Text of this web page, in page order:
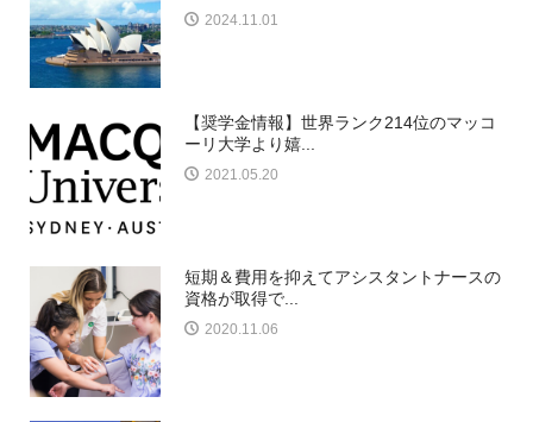
2024.11.01
【奨学金情報】世界ランク214位のマッコ
ーリ大学より嬉...
2021.05.20
短期＆費用を抑えてアシスタントナースの
資格が取得で...
2020.11.06